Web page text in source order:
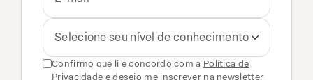
Selecione seu nível de conhecimento
Confirmo que li e concordo com a Política de
Privacidade e desejo me inscrever na newsletter